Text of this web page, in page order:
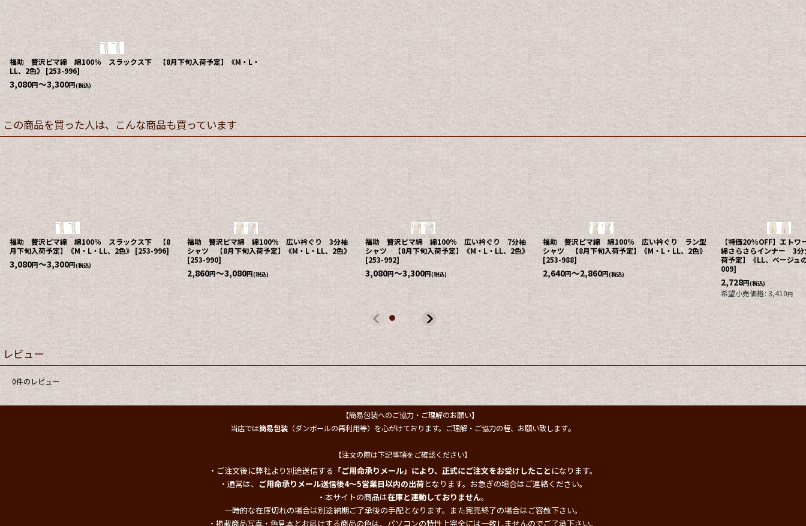
福助 贅沢ピマ綿 綿100％ スラックス下 【8月下旬入荷予定】《M・L・
LL、2色》 [253-996]
3,080円～3,300円(税込)
この商品を買った人は、こんな商品も買っています
【特価20%OFF】エトワール海渡 ジョワイユ
綿さらさらインナー 3分丈ボトム 【8月上旬入
荷予定】《LL、ベージュのみ、綿100%》 [258-
009]
2,728 円(税込)
希望小売価格 : 3,410
アサメリー 広巾レース 3分パンティ《M・L・
LL、2色、綿100%》[257-425]
3,630円～3,960
アサメリー 広巾レース パンティ《M、L、LL、
ペールピーチのみ、綿100%》 [ 257-419]
3,410円～3,850円(税込)
アサメリー(asamerry) 綿100% 広巾レース
7分丈ボトム《M・L・LL、ペールピーチのみ》
[257-417]
4,400円～4,730円 (税込)
エトワール海渡 ガード
ニックショーツ 一分丈
《M・L・LL、2色、パッ
2,860 円 (税込)
レビュー
0件のレビュー
【簡易包装へのご協力・ご理解のお願い】
当店では簡易包装（ダンボールの再利用等）を心がけております。ご理解・ご協力の程、お願い致します。
【注文の際は下記事項をご確認ください】
・ご注文後に弊社より別途送信する 「ご用命承りメール」により、正式にご注文をお受けしたこと になります。
・通常は、 ご用命承りメール送信後4～5営業日以内の出荷となります。お急ぎの場合はご連絡ください。
・本サイトの商品は在庫と連動しておりません。
一時的な在庫切れの場合は別途納期ご了承後の手配となります。また完売終了の場合はご容赦下さい。
・掲載商品写真・色見本とお届けする商品の色は、パソコンの特性上完全には一致しませんのでご了承下さい。